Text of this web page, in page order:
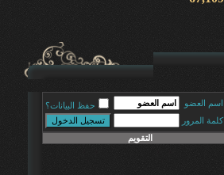
اسم العضو
حفظ البيانات؟
كلمة المرور
التقويم